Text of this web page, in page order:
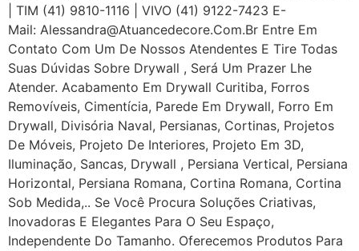
| TIM (41) 9810-1116 | VIVO (41) 9122-7423 E-
Mail: Alessandra@atuancedecore.com.br Entre Em
Contato Com Um De Nossos Atendentes E Tire Todas
Suas Dúvidas Sobre Drywall ‎, Será Um Prazer Lhe
Atender. Acabamento Em Drywall Curitiba, Forros
Removíveis, Cimentícia, Parede Em Drywall, Forro Em
Drywall, Divisória Naval, Persianas, Cortinas, Projetos
De Móveis, Projeto De Interiores, Projeto Em 3D,
Iluminação, Sancas, Drywall , Persiana Vertical, Persiana
Horizontal, Persiana Romana, Cortina Romana, Cortina
Sob Medida,.. Se Você Procura Soluções Criativas,
Inovadoras E Elegantes Para O Seu Espaço,
Independente Do Tamanho. Oferecemos Produtos Para